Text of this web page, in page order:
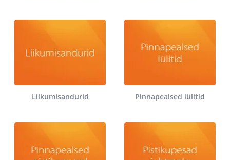
Liikumisandurid Pinnapealsed lülitid